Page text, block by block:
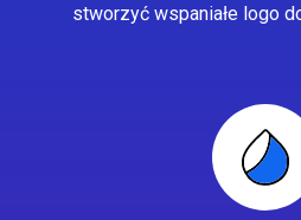
stworzyć wspaniałe logo